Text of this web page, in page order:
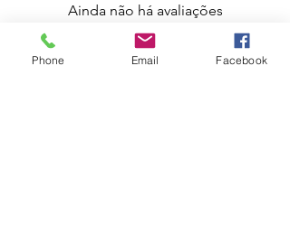
Ainda não há avaliações
Compartilhe sua opinião. Seja o primeiro a
deixar uma avaliação.
Phone Email Facebook